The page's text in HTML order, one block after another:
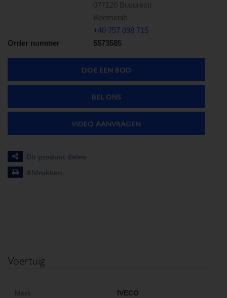
077120 Bucuresti
Roemenië
+40 757 098 715
Order nummer
5573585
DOE EEN BOD
BEL ONS
VIDEO AANVRAGEN
Dit product delen
Afdrukken
Voertuig
Merk IVECO